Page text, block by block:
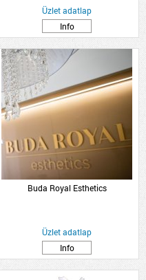
Üzlet adatlap
Info
Buda Royal Esthetics
Üzlet adatlap
Info